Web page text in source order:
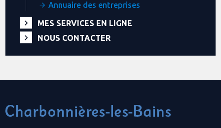
Annuaire des entreprises
MES SERVICES EN LIGNE
NOUS CONTACTER